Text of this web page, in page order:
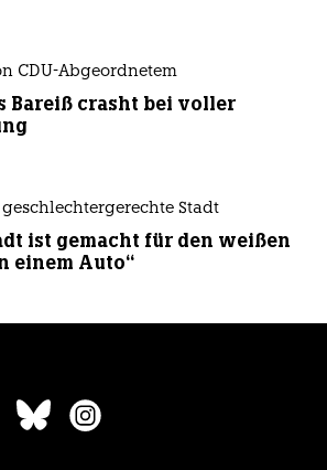
CDU-Abgeordnetem
Bareiß crasht bei voller
Stadt
ist gemacht für den weißen
einem Auto“